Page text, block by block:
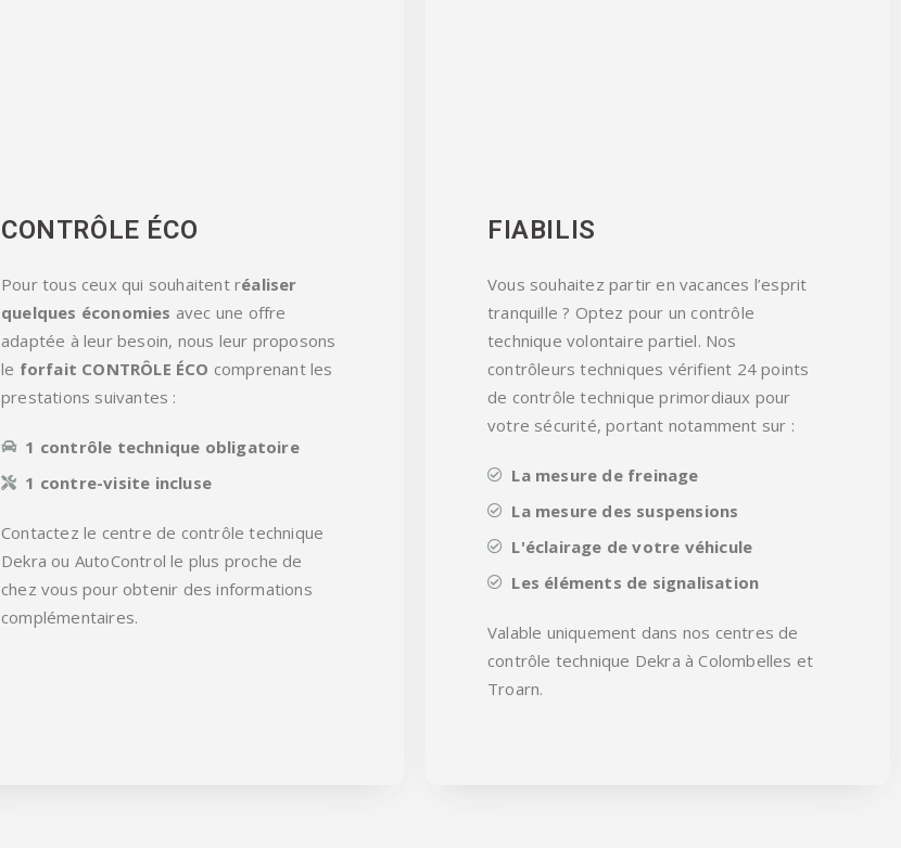
CONTRÔLE ÉCO
Pour tous ceux qui souhaitent réaliser
quelques économies avec une offre
adaptée à leur besoin, nous leur proposons
le forfait CONTRÔLE ÉCO comprenant les
prestations suivantes :
1 contrôle technique obligatoire
1 contre-visite incluse
Contactez le centre de contrôle technique
Dekra ou AutoControl le plus proche de
chez vous pour obtenir des informations
complémentaires.
FIABILIS
Vous souhaitez partir en vacances l’esprit
tranquille ? Optez pour un contrôle
technique volontaire partiel. Nos
contrôleurs techniques vérifient 24 points
de contrôle technique primordiaux pour
votre sécurité, portant notamment sur :
La mesure de freinage
La mesure des suspensions
L'éclairage de votre véhicule
Les éléments de signalisation
Valable uniquement dans nos centres de
contrôle technique Dekra à Colombelles et
Troarn.